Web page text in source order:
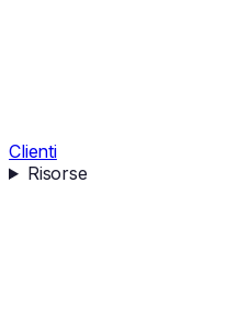
Clienti
Risorse